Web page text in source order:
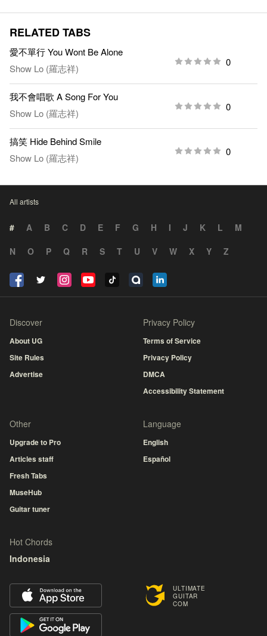
RELATED TABS
愛不單行 You Wont Be Alone
Show Lo (羅志祥)
0
我不會唱歌 A Song For You
Show Lo (羅志祥)
0
搞笑 Hide Behind Smile
Show Lo (羅志祥)
0
All artists
# A B C D E F G H I J K L
M
N
O P Q R S T U V W X Y Z
ULTIMATE
GUITAR
COM
Discover
About UG
Site Rules
Advertise
Privacy Policy
Terms of Service
Privacy Policy
DMCA
Accessibility Statement
Other
Upgrade to Pro
Articles staff
Fresh Tabs
MuseHub
Guitar tuner
Language
English
Español
Hot Chords
Indonesia